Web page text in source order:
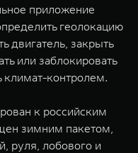
приложение
геолокацию
двигатель, закрыть
или заблокировать
климат-контролем.
к российским
зимним пакетом,
руля, лобового и